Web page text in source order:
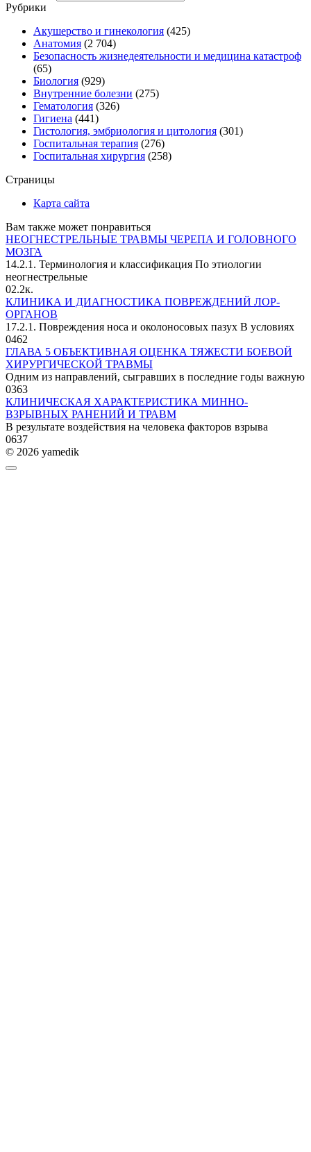
Рубрики
Акушерство и гинекология (425)
Анатомия (2 704)
Безопасность жизнедеятельности и медицина катастроф
(65)
Биология (929)
Внутренние болезни (275)
Гематология (326)
Гигиена (441)
Гистология, эмбриология и цитология (301)
Госпитальная терапия (276)
Госпитальная хирургия (258)
Страницы
Карта сайта
Вам также может понравиться
НЕОГНЕСТРЕЛЬНЫЕ ТРАВМЫ ЧЕРЕПА И ГОЛОВНОГО
МОЗГА
14.2.1. Терминология и классификация По этиологии
неогнестрельные
02.2к.
КЛИНИКА И ДИАГНОСТИКА ПОВРЕЖДЕНИЙ ЛОР-
ОРГАНОВ
17.2.1. Повреждения носа и околоносовых пазух В условиях
0462
ГЛАВА 5 ОБЪЕКТИВНАЯ ОЦЕНКА ТЯЖЕСТИ БОЕВОЙ
ХИРУРГИЧЕСКОЙ ТРАВМЫ
Одним из направлений, сыгравших в последние годы важную
0363
КЛИНИЧЕСКАЯ ХАРАКТЕРИСТИКА МИННО-
ВЗРЫВНЫХ РАНЕНИЙ И ТРАВМ
В результате воздействия на человека факторов взрыва
0637
© 2026 yamedik